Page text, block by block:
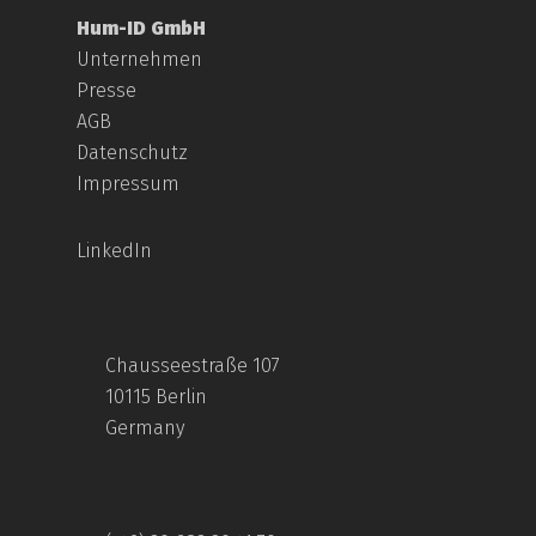
Hum-ID GmbH
Unternehmen
Presse
AGB
Datenschutz
Impressum
LinkedIn
Chausseestraße 107
10115 Berlin
Germany